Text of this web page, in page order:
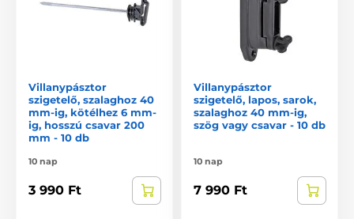
Villanypásztor
szigetelő, szalaghoz 40
mm-ig, kötélhez 6 mm-
ig, hosszú csavar 200
mm - 10 db
10 nap
3 990 Ft
Villanypásztor
szigetelő, lapos, sarok,
szalaghoz 40 mm-ig,
szög vagy csavar - 10 db
10 nap
7 990 Ft